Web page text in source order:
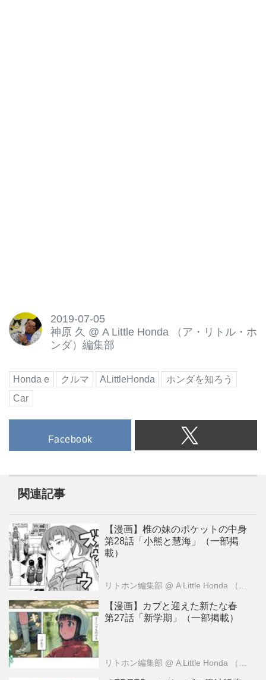
2019-07-05
神原 久 @ A Little Honda （ア・リトル・ホ
ンダ）編集部
Honda e クルマ ALittleHonda
ホンダを知ろう
Car
Facebook
関連記事
【漫画】椎の妹のポケットの中身
第28話「小熊と慧海」（一部掲
載）
リトホン編集部 @ A Little Honda （ア・リトル・ホンダ）編集部
【漫画】カブと迎えた新たな春
第27話「新学期」（一部掲載）
リトホン編集部 @ A Little Honda （ア・リトル・ホンダ）編集部